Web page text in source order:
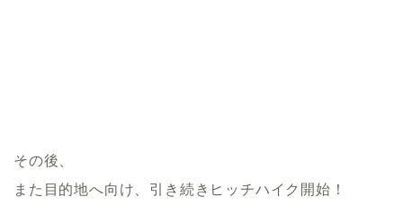
その後、
また目的地へ向け、引き続きヒッチハイク開始！